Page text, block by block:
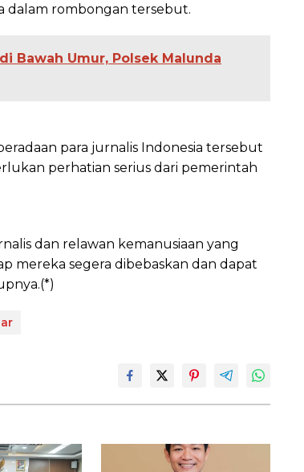
dalam rombongan tersebut.
Bawah Umur, Polsek Malunda
para jurnalis Indonesia tersebut
perhatian serius dari pemerintah
dan relawan kemanusiaan yang
mereka segera dibebaskan dan dapat